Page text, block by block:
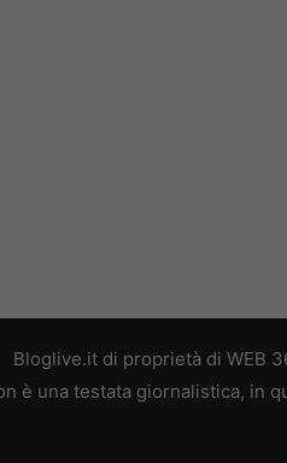
Bloglive.it di proprietà di WEB
è una testata giornalistica, in